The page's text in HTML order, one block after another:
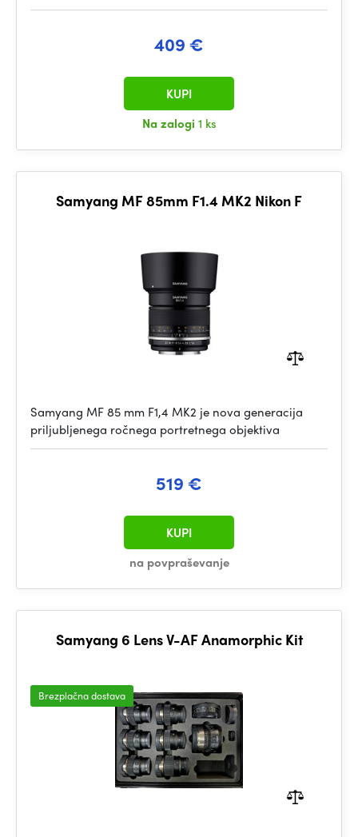
409 €
Na zalogi 1 ks
KUPI
Samyang MF 85mm F1.4 MK2 Nikon F
Samyang MF 85 mm F1,4 MK2 je nova generacija
priljubljenega ročnega portretnega objektiva
519 €
na povpraševanje
KUPI
Samyang 6 Lens V-AF Anamorphic Kit
Brezplačna dostava